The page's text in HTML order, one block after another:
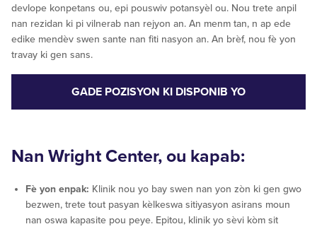
devlope konpetans ou, epi pouswiv potansyèl ou. Nou trete anpil
nan rezidan ki pi vilnerab nan rejyon an. An menm tan, n ap ede
edike mendèv swen sante nan fiti nasyon an. An brèf, nou fè yon
travay ki gen sans.
GADE POZISYON KI DISPONIB YO
Nan Wright Center, ou kapab:
Fè yon enpak: Klinik nou yo bay swen nan yon zòn ki gen gwo
bezwen, trete tout pasyan kèlkeswa sitiyasyon asirans moun
nan oswa kapasite pou peye. Epitou, klinik yo sèvi kòm sit